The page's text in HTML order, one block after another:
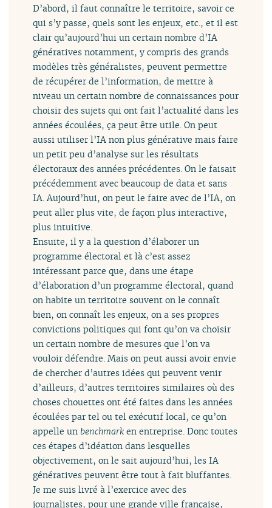
D’abord, il faut connaître le territoire, savoir ce
qui s’y passe, quels sont les enjeux, etc., et il est
clair qu’aujourd’hui un certain nombre d’IA
génératives notamment, y compris des grands
modèles très généralistes, peuvent permettre
de récupérer de l’information, de mettre à
niveau un certain nombre de connaissances pour
choisir des sujets qui ont fait l’actualité dans les
années écoulées, ça peut être utile. On peut
aussi utiliser l’IA non plus générative mais faire
un petit peu d’analyse sur les résultats
électoraux des années précédentes. On le faisait
précédemment avec beaucoup de data et sans
IA. Aujourd’hui, on peut le faire avec de l’IA, on
peut aller plus vite, de façon plus interactive,
plus intuitive.
Ensuite, il y a la question d’élaborer un
programme électoral et là c’est assez
intéressant parce que, dans une étape
d’élaboration d’un programme électoral, quand
on habite un territoire souvent on le connaît
bien, on connaît les enjeux, on a ses propres
convictions politiques qui font qu’on va choisir
un certain nombre de mesures que l’on va
vouloir défendre. Mais on peut aussi avoir envie
de chercher d’autres idées qui peuvent venir
d’ailleurs, d’autres territoires similaires où des
choses chouettes ont été faites dans les années
écoulées par tel ou tel exécutif local, ce qu’on
appelle un benchmark en entreprise. Donc toutes
ces étapes d’idéation dans lesquelles
objectivement, on le sait aujourd’hui, les IA
génératives peuvent être tout à fait bluffantes.
Je me suis livré à l’exercice avec des
journalistes, pour une grande ville française,